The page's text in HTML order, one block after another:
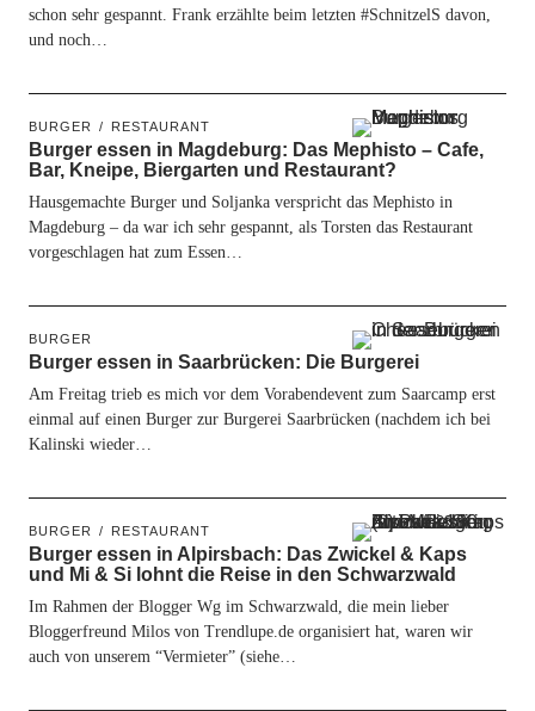
schon sehr gespannt. Frank erzählte beim letzten #SchnitzelS davon,
und noch…
BURGER RESTAURANT
Burger essen in Magdeburg: Das Mephisto – Cafe,
Bar, Kneipe, Biergarten und Restaurant?
Hausgemachte Burger und Soljanka verspricht das Mephisto in
Magdeburg – da war ich sehr gespannt, als Torsten das Restaurant
vorgeschlagen hat zum Essen…
BURGER
Burger essen in Saarbrücken: Die Burgerei
Am Freitag trieb es mich vor dem Vorabendevent zum Saarcamp erst
einmal auf einen Burger zur Burgerei Saarbrücken (nachdem ich bei
Kalinski wieder…
BURGER RESTAURANT
Burger essen in Alpirsbach: Das Zwickel & Kaps
und Mi & Si lohnt die Reise in den Schwarzwald
Im Rahmen der Blogger Wg im Schwarzwald, die mein lieber
Bloggerfreund Milos von Trendlupe.de organisiert hat, waren wir
auch von unserem “Vermieter” (siehe…